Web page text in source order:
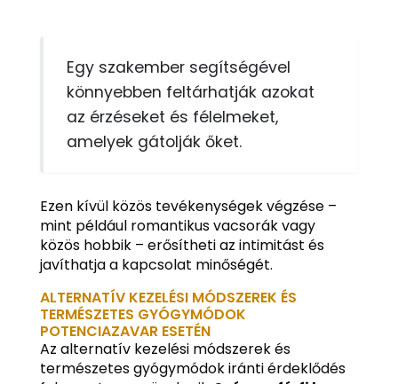
Egy szakember segítségével
könnyebben feltárhatják azokat
az érzéseket és félelmeket,
amelyek gátolják őket.
Ezen kívül közös tevékenységek végzése –
mint például romantikus vacsorák vagy
közös hobbik – erősítheti az intimitást és
javíthatja a kapcsolat minőségét.
ALTERNATÍV KEZELÉSI MÓDSZEREK ÉS
TERMÉSZETES GYÓGYMÓDOK
POTENCIAZAVAR ESETÉN
Az alternatív kezelési módszerek és
természetes gyógymódok iránti érdeklődés